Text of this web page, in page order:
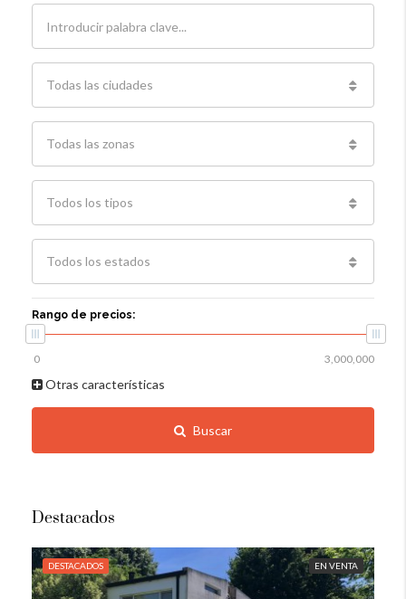
Todas las ciudades
Todas las zonas
Todos los tipos
Todos los estados
Rango de precios:
Otras características
Buscar
Destacados
DESTACADOS EN VENTA